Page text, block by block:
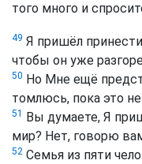
того много и
49 Я пришёл
чтобы он уже
50 Но Мне ещё
томлюсь, пока это
51 Вы думаете, Я
мир? Нет, говорю
52 Семья из пяти